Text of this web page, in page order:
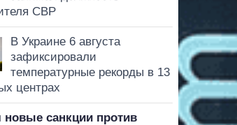
СВР
В Украине 6 августа
зафиксировали
температурные рекорды в 13
центрах
новые санкции против